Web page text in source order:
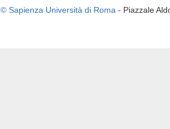
© Sapienza Università di Roma - Piazzale